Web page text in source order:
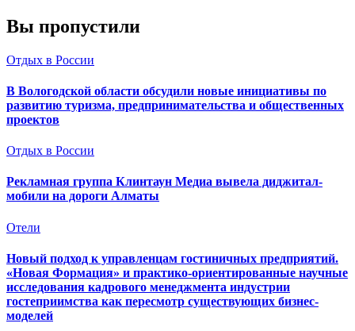
Вы пропустили
Отдых в России
В Вологодской области обсудили новые инициативы по
развитию туризма, предпринимательства и общественных
проектов
Отдых в России
Рекламная группа Клинтаун Медиа вывела диджитал-
мобили на дороги Алматы
Отели
Новый подход к управленцам гостиничных предприятий.
«Новая Формация» и практико-ориентированные научные
исследования кадрового менеджмента индустрии
гостеприимства как пересмотр существующих бизнес-
моделей